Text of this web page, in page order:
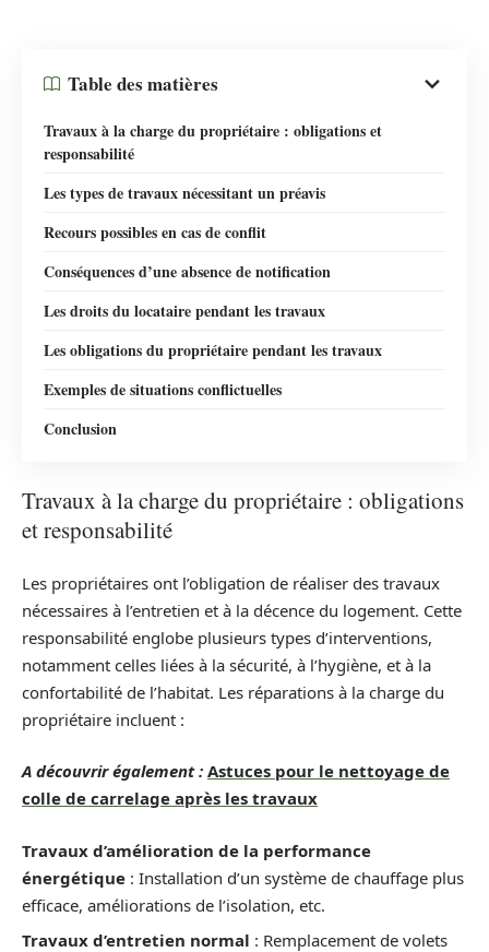
Table des matières
Travaux à la charge du propriétaire : obligations et
responsabilité
Les types de travaux nécessitant un préavis
Recours possibles en cas de conflit
Conséquences d’une absence de notification
Les droits du locataire pendant les travaux
Les obligations du propriétaire pendant les travaux
Exemples de situations conflictuelles
Conclusion
Travaux à la charge du propriétaire : obligations
et responsabilité
Les propriétaires ont l’obligation de réaliser des travaux
nécessaires à l’entretien et à la décence du logement. Cette
responsabilité englobe plusieurs types d’interventions,
notamment celles liées à la sécurité, à l’hygiène, et à la
confortabilité de l’habitat. Les réparations à la charge du
propriétaire incluent :
A découvrir également : Astuces pour le nettoyage de
colle de carrelage après les travaux
Travaux d’amélioration de la performance
énergétique : Installation d’un système de chauffage plus
efficace, améliorations de l’isolation, etc.
Travaux d’entretien normal : Remplacement de volets